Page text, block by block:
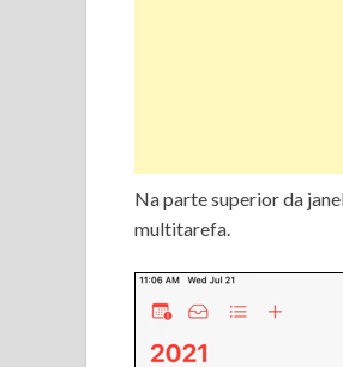
Na parte superior da
multitarefa.